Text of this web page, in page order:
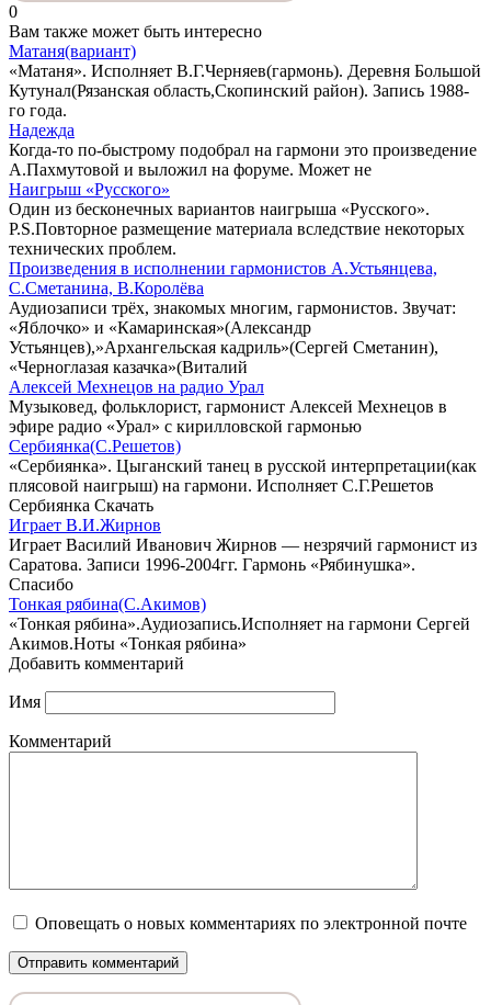
0
Вам также может быть интересно
Матаня(вариант)
«Матаня». Исполняет В.Г.Черняев(гармонь). Деревня Большой
Кутунал(Рязанская область,Скопинский район). Запись 1988-
го года.
Надежда
Когда-то по-быстрому подобрал на гармони это произведение
А.Пахмутовой и выложил на форуме. Может не
Наигрыш «Русского»
Один из бесконечных вариантов наигрыша «Русского».
P.S.Повторное размещение материала вследствие некоторых
технических проблем.
Произведения в исполнении гармонистов А.Устьянцева,
С.Сметанина, В.Королёва
Аудиозаписи трёх, знакомых многим, гармонистов. Звучат:
«Яблочко» и «Камаринская»(Александр
Устьянцев),»Архангельская кадриль»(Сергей Сметанин),
«Черноглазая казачка»(Виталий
Алексей Мехнецов на радио Урал
Музыковед, фольклорист, гармонист Алексей Мехнецов в
эфире радио «Урал» с кирилловской гармонью
Сербиянка(С.Решетов)
«Сербиянка». Цыганский танец в русской интерпретации(как
плясовой наигрыш) на гармони. Исполняет С.Г.Решетов
Сербиянка Скачать
Играет В.И.Жирнов
Играет Василий Иванович Жирнов — незрячий гармонист из
Саратова. Записи 1996-2004гг. Гармонь «Рябинушка».
Спасибо
Тонкая рябина(С.Акимов)
«Тонкая рябина».Аудиозапись.Исполняет на гармони Сергей
Акимов.Ноты «Тонкая рябина»
Добавить комментарий
Имя
Комментарий
Оповещать о новых комментариях по электронной почте